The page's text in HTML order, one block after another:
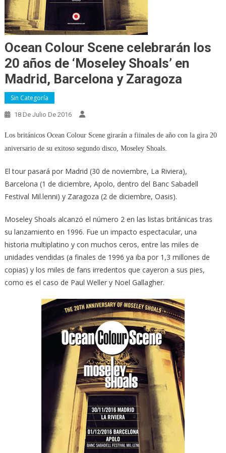
Ocean Colour Scene celebrarán los
20 años de ‘Moseley Shoals’ en
Madrid, Barcelona y Zaragoza
Sin Categoría
18 De Julio De 2016
Los británicos Ocean Colour Scene girarán a fiinales de año con la gira 20
aniversario de su exitoso segundo disco, Moseley Shoals.
El tour pasará por Madrid (30 de noviembre, La Riviera),
Barcelona (1 de diciembre, Apolo, dentro del Banc Sabadell
Festival Mil.lenni) y Zaragoza (2 de diciembre, Oasis).
Moseley Shoals alcanzó el número 2 en las listas británicas tras
su lanzamiento en 1996. Fue un impacto espectacular, una
historia multiplatino y con muchos ceros, entre las miles de
unidades vendidas (a finales de 1996 ya iba por 1,3 millones de
copias) y los miles de fans irredentos que cayeron a sus pies,
como es el caso de Paul Weller y Noel Gallagher.